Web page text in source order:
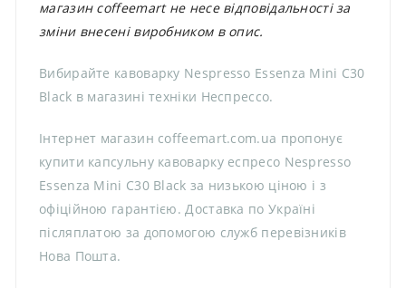
магазин coffeemart не несе відповідальності за
зміни внесені виробником в опис.
Вибирайте кавоварку Nespresso Essenza Mini C30
Black в магазині техніки Неспрессо.
Інтернет магазин coffeemart.com.ua пропонує
купити капсульну кавоварку еспресо Nespresso
Essenza Mini C30 Black за низькою ціною і з
офіційною гарантією. Доставка по Україні
післяплатою за допомогою служб перевізників
Нова Пошта.